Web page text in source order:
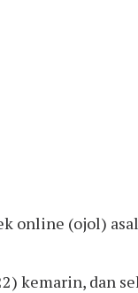
online (ojol)
kemarin, dan